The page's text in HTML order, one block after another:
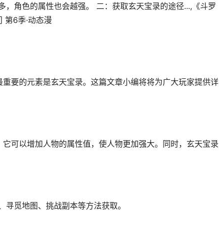
角色的属性也会越强。 二：获取玄天宝录的途径...,《斗罗
第6季·动态漫
要的元素是玄天宝录。这篇文章小编将将为广大玩家提供详
可以增加人物的属性值，使人物更加强大。同时，玄天宝录
觅地图、挑战副本等方法获取。